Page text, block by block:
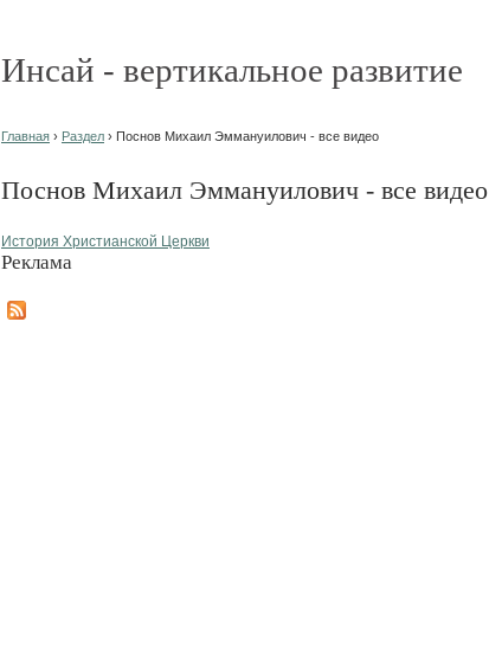
Инсай - вертикальное развитие
Главная › Раздел › Поснов Михаил Эммануилович - все видео
Поснов Михаил Эммануилович - все видео
История Христианской Церкви
Реклама